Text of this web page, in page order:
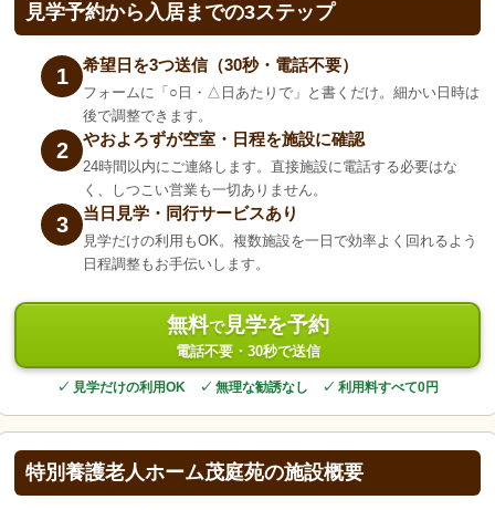
見学予約から入居までの3ステップ
1 希望日を3つ送信（30秒・電話不要）
フォームに「○日・△日あたりで」と書くだけ。細かい日時は
後で調整できます。
2 やおよろずが空室・日程を施設に確認
24時間以内にご連絡します。直接施設に電話する必要はな
く、しつこい営業も一切ありません。
3 当日見学・同行サービスあり
見学だけの利用もOK。複数施設を一日で効率よく回れるよう
日程調整もお手伝いします。
無料で見学を予約
電話不要・30秒で送信
✓ 見学だけの利用OK ✓ 無理な勧誘なし ✓ 利用料すべて0円
特別養護老人ホーム茂庭苑の施設概要